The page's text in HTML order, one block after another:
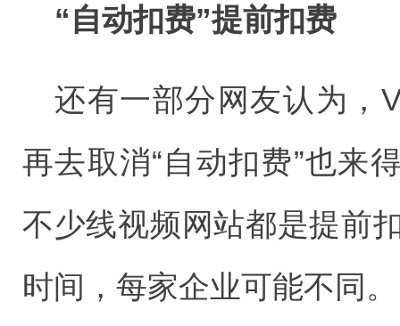
“自动扣费”提前扣费
还有一部分网友认为，
再去取消“自动扣费”也来
不少线视频网站都是提前
时间，每家企业可能不同。